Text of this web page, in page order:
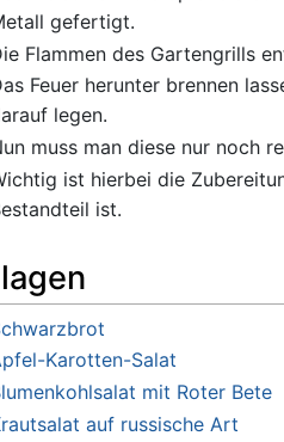
gefertigt.
Flammen des Gartengrills
Feuer herunter brennen
legen.
muss man diese nur noch
ist hierbei die
ist.
Karotten-Salat
mit Roter Bete
auf russische Art